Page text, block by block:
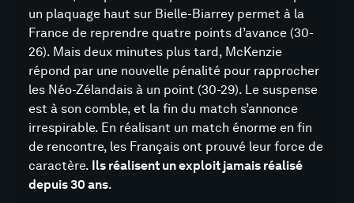
un plaquage haut sur Bielle-Biarrey permet à la
France de reprendre quatre points d’avance (30-
26). Mais deux minutes plus tard, McKenzie
répond par une nouvelle pénalité pour rapprocher
les Néo-Zélandais à un point (30-29). Le suspense
est à son comble, et la fin du match s’annonce
irrespirable. En réalisant un match énorme en fin
de rencontre, les Français ont prouvé leur force de
caractère. Ils réalisent un exploit jamais réalisé
depuis 30 ans.